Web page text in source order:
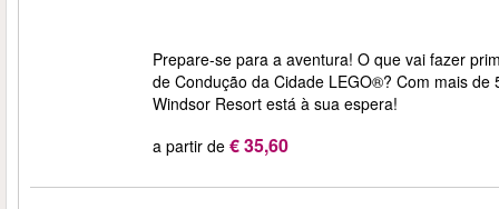
Prepare-se para a aventura! O que vai fazer
de Condução da Cidade LEGO®? Com mais
Windsor Resort está à sua espera!
a partir de € 35,60